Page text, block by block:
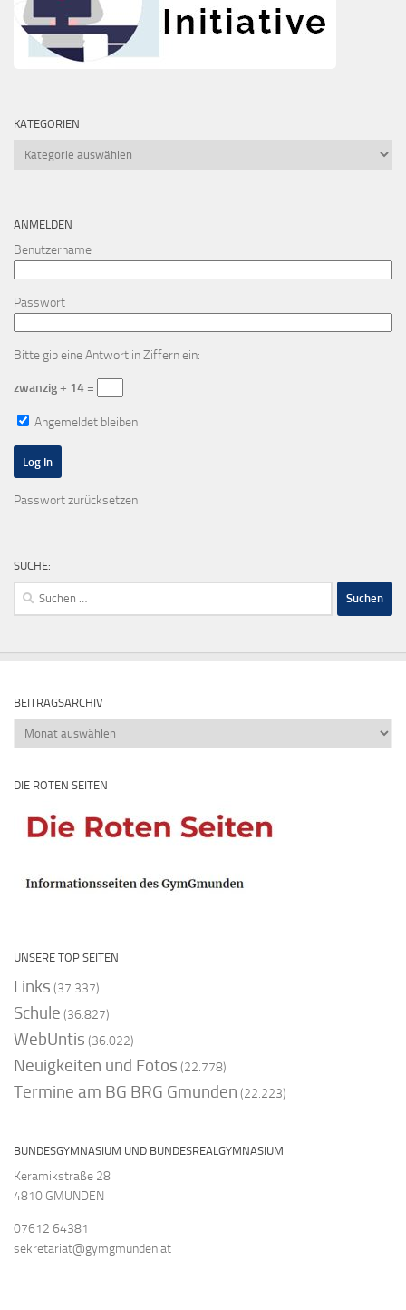
KATEGORIEN
Kategorien
ANMELDEN
Benutzername
Passwort
Bitte gib eine Antwort in Ziffern ein:
zwanzig + 14 =
Angemeldet bleiben
Passwort zurücksetzen
SUCHE:
Suchen
BEITRAGSARCHIV
Beitragsarchiv
DIE ROTEN SEITEN
UNSERE TOP SEITEN
Links (37.337)
Schule (36.827)
WebUntis (36.022)
Neuigkeiten und Fotos (22.778)
Termine am BG BRG Gmunden (22.223)
BUNDESGYMNASIUM UND BUNDESREALGYMNASIUM
Keramikstraße 28
4810 GMUNDEN
07612 64381
sekretariat@gymgmunden.at